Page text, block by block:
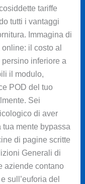
tariffe
tutti i vantaggi
Immagina di
il costo al
inferiore a
il modulo,
POD del tuo
Sei
di aver
mente bypassa
di pagine scritte
Generali di
aziende contano
sull’euforia del